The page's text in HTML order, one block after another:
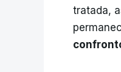
tratada,